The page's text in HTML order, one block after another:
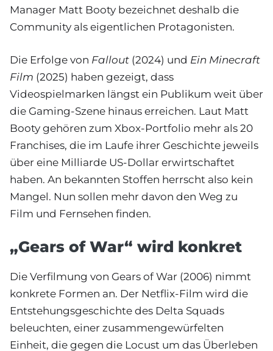
Manager Matt Booty bezeichnet deshalb die
Community als eigentlichen Protagonisten.
Die Erfolge von Fallout (2024) und Ein Minecraft
Film (2025) haben gezeigt, dass
Videospielmarken längst ein Publikum weit über
die Gaming-Szene hinaus erreichen. Laut Matt
Booty gehören zum Xbox-Portfolio mehr als 20
Franchises, die im Laufe ihrer Geschichte jeweils
über eine Milliarde US-Dollar erwirtschaftet
haben. An bekannten Stoffen herrscht also kein
Mangel. Nun sollen mehr davon den Weg zu
Film und Fernsehen finden.
„Gears of War“ wird konkret
Die Verfilmung von Gears of War (2006) nimmt
konkrete Formen an. Der Netflix-Film wird die
Entstehungsgeschichte des Delta Squads
beleuchten, einer zusammengewürfelten
Einheit, die gegen die Locust um das Überleben